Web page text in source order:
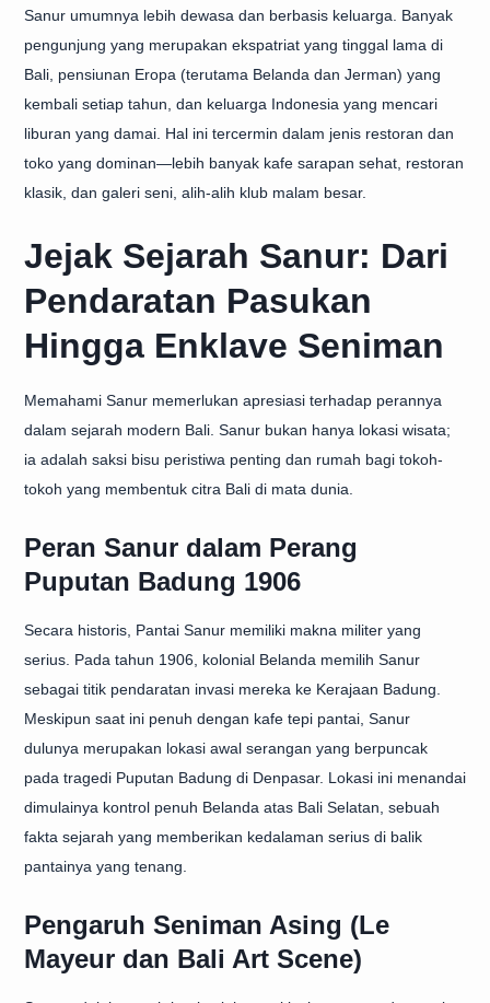
Sanur umumnya lebih dewasa dan berbasis keluarga. Banyak
pengunjung yang merupakan ekspatriat yang tinggal lama di
Bali, pensiunan Eropa (terutama Belanda dan Jerman) yang
kembali setiap tahun, dan keluarga Indonesia yang mencari
liburan yang damai. Hal ini tercermin dalam jenis restoran dan
toko yang dominan—lebih banyak kafe sarapan sehat, restoran
klasik, dan galeri seni, alih-alih klub malam besar.
Jejak Sejarah Sanur: Dari
Pendaratan Pasukan
Hingga Enklave Seniman
Memahami Sanur memerlukan apresiasi terhadap perannya
dalam sejarah modern Bali. Sanur bukan hanya lokasi wisata;
ia adalah saksi bisu peristiwa penting dan rumah bagi tokoh-
tokoh yang membentuk citra Bali di mata dunia.
Peran Sanur dalam Perang
Puputan Badung 1906
Secara historis, Pantai Sanur memiliki makna militer yang
serius. Pada tahun 1906, kolonial Belanda memilih Sanur
sebagai titik pendaratan invasi mereka ke Kerajaan Badung.
Meskipun saat ini penuh dengan kafe tepi pantai, Sanur
dulunya merupakan lokasi awal serangan yang berpuncak
pada tragedi Puputan Badung di Denpasar. Lokasi ini menandai
dimulainya kontrol penuh Belanda atas Bali Selatan, sebuah
fakta sejarah yang memberikan kedalaman serius di balik
pantainya yang tenang.
Pengaruh Seniman Asing (Le
Mayeur dan Bali Art Scene)